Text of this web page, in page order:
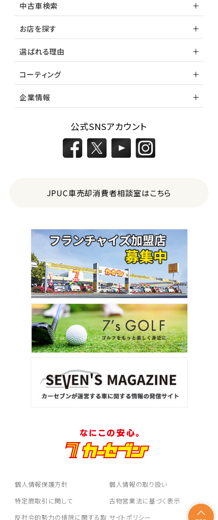
中古車検索
お店を探す
選ばれる理由
コーティング
企業情報
公式SNSアカウント
JPUC車売却消費者相談室はこちら
個人情報保護方針
個人情報の取り扱い
特定商取引に関して
古物営業法に基づく表示
反社会的勢力の排除に関する取 サイトポリシー